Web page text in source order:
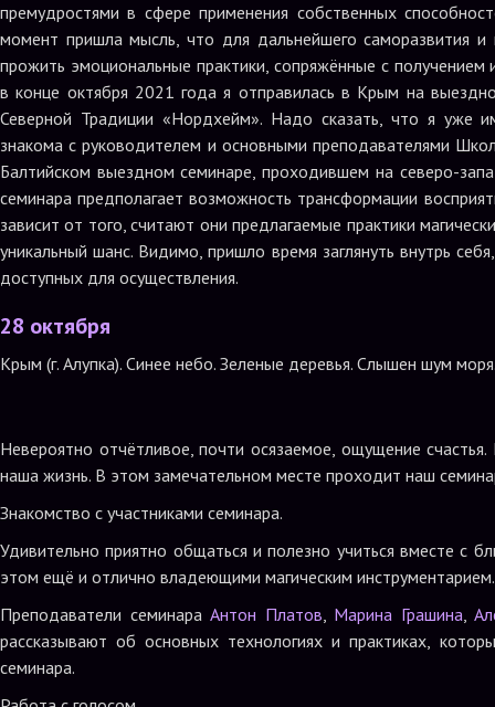
премудростями в сфере применения собственных
момент пришла мысль, что для дальнейшего саморазвития
прожить эмоциональные практики, сопряжённые с
в конце октября 2021 года я отправилась в Крым на
Северной Традиции «Нордхейм». Надо сказать, что я уже
знакома с руководителем и основными преподавателями
Балтийском выездном семинаре, проходившем на северо-
семинара предполагает возможность трансформации
зависит от того, считают они предлагаемые практики
уникальный шанс. Видимо, пришло время заглянуть внутрь
доступных для осуществления.
28 октября
Крым (г. Алупка). Синее небо. Зеленые деревья. Слышен шум
Невероятно отчётливое, почти осязаемое, ощущение
наша жизнь. В этом замечательном месте проходит наш
Знакомство с участниками семинара.
Удивительно приятно общаться и полезно учиться вместе с
этом ещё и отлично владеющими магическим инструментарием.
Преподаватели семинараАнтон Платов, Марина Грашина,
рассказывают об основных технологиях и практиках,
семинара.